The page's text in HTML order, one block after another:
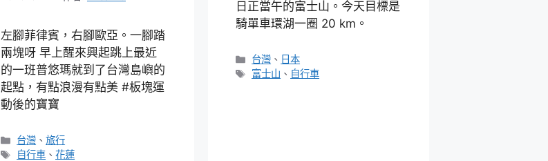
左腳菲律賓，右腳歐亞。一腳踏
兩塊呀 早上醒來興起跳上最近
的一班普悠瑪就到了台灣島嶼的
起點，有點浪漫有點美 #板塊運
動後的寶寶
分
類
台灣 、旅行
標
自行車 、花蓮
日正當午的富士山。今天目標是
騎單車環湖一圈 20 km。
分
類
台灣 、 日本
標
富士山 、 自行車